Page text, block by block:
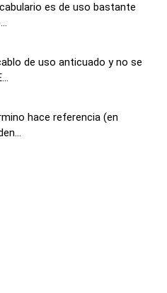
es de uso bastante
de uso anticuado y no se
hace referencia (en